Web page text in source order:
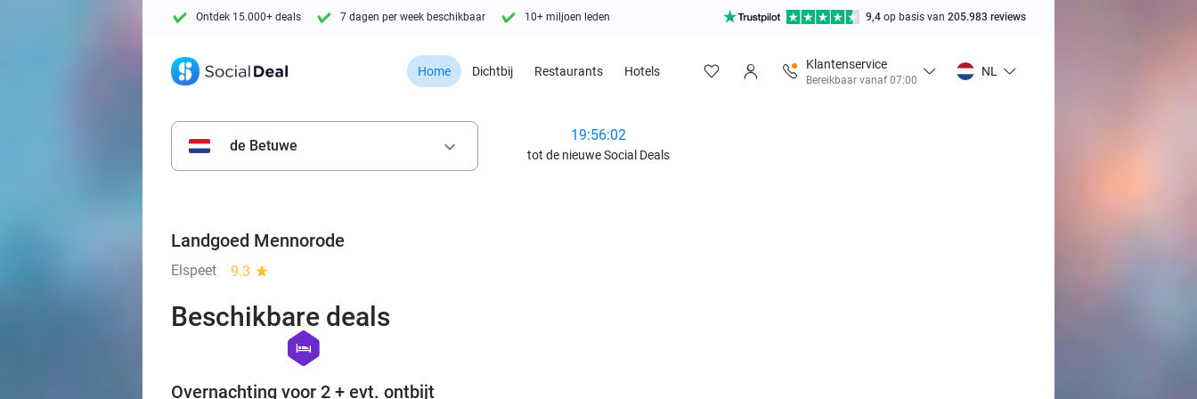
Ontdek 15.000+ deals 7 dagen per week beschikbaar 10+ miljoen leden 9,4 op basis van 205.983 reviews
Home Dichtbij Restaurants Hotels
Klantenservice
Bereikbaar vanaf 07:00
NL
de Betuwe keyboard_arrow_down
19:56:01
tot de nieuwe Social Deals
Landgoed Mennorode
Elspeet 9.3 star
Beschikbare deals
hexagon
hotel
Overnachting voor 2 + evt. ontbijt